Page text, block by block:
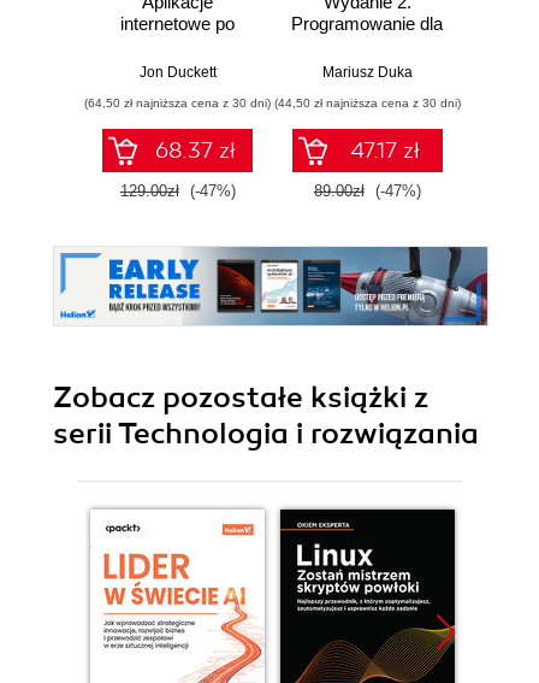
internetowe po
Jon Duckett
(64,50 zł najniższa cena z 30 dni)
68.37 zł
129.00zł (-47%)
Programowanie dla
50 lekcjach
Mariusz Duka
(44,50 zł najniższa cena z 30 dni)
47.17 zł
89.00zł (-47%)
Zobacz pozostałe książki z
serii Technologia i rozwiązania